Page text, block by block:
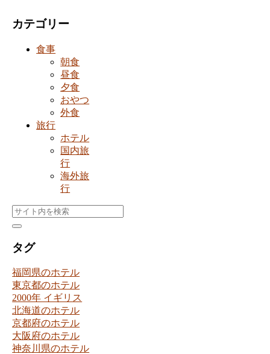
カテゴリー
食事
朝食
昼食
夕食
おやつ
外食
旅行
ホテル
国内旅
行
海外旅
行
タグ
福岡県のホテル
東京都のホテル
2000年 イギリス
北海道のホテル
京都府のホテル
大阪府のホテル
神奈川県のホテル